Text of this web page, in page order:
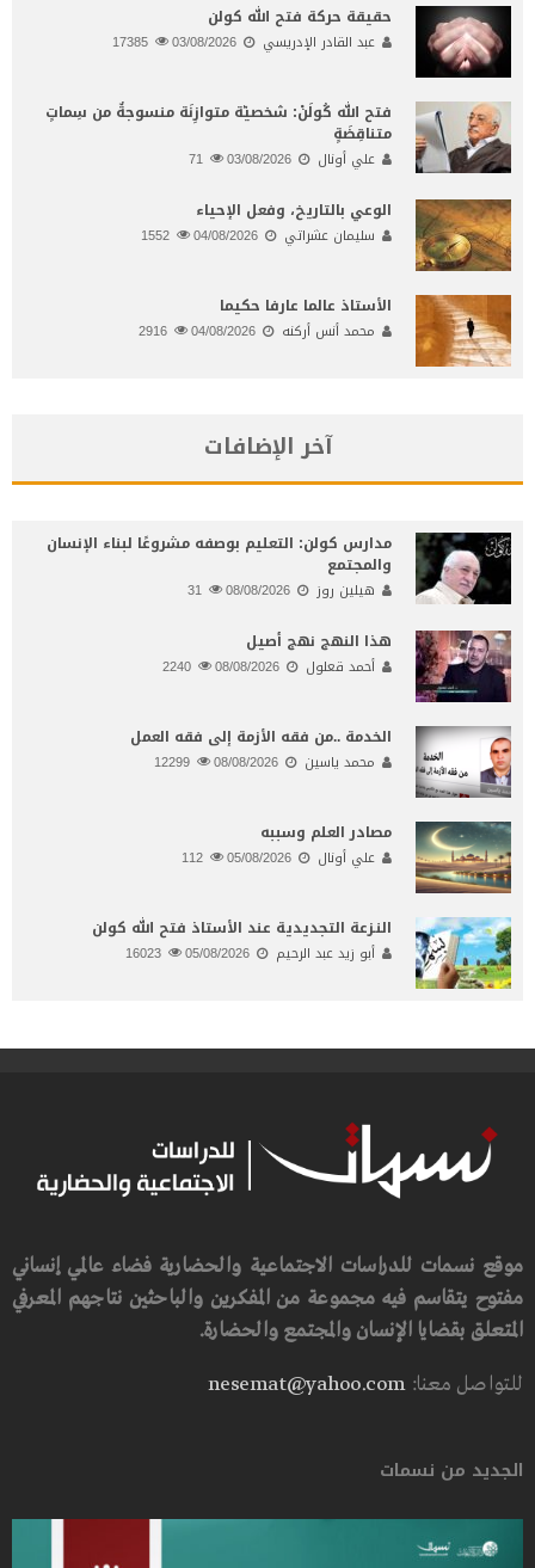
حقيقة حركة فتح الله كولن
عبد القادر الإدريسي 03/08/2026
فتح الله كُولَنْ: شخصيّة متوازِنَة منسوجةٌ من سِماتٍ
متناقِضَةٍ
علي أونال 03/08/2026
الوعي بالتاريخ، وفعل الإحياء
سليمان عشراتي 04/08/2026
الأستاذ عالما عارفا حكيما
محمد أنس أركنه 04/08/2026
آخر الإضافات
مدارس كولن: التعليم بوصفه مشروعًا لبناء الإنسان
والمجتمع
هيلين روز 08/08/2026
هذا النهج نهج أصيل
أحمد قعلول 08/08/2026
الخدمة ..من فقه الأزمة إلى فقه العمل
محمد ياسين 08/08/2026
مصادر العلم وسببه
علي أونال 05/08/2026
النـزعة التجديدية عند الأستاذ فتح الله كولن
أبو زيد عبد الرحيم 05/08/2026
موقع نسمات للدراسات الاجتماعية والحضارية فضاء عالمي إنساني
مفتوح يتقاسم فيه مجموعة من المفكرين والباحثين نتاجهم المعرفي
المتعلق بقضايا الإنسان والمجتمع والحضارة.
للتواصل معنا:nesemat@yahoo.com
الجديد من نسمات